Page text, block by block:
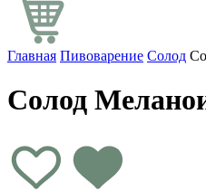
Главная Пивоварение Солод
Солод